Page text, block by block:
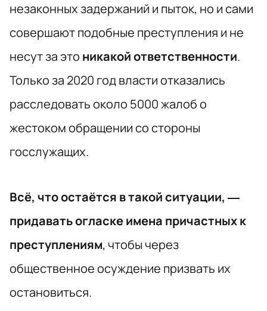
незаконных задержаний и пыток, но и сами
совершают подобные преступления и не
несут за это никакой ответственности.
Только за 2020 год власти отказались
расследовать около 5000 жалоб о
жестоком обращении со стороны
госслужащих.
Всё, что остаётся в такой ситуации, —
придавать огласке имена причастных к
преступлениям, чтобы через
общественное осуждение призвать их
остановиться.